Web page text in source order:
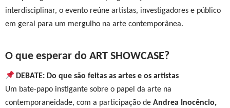
interdisciplinar, o evento reúne artistas, investigadores e público
em geral para um mergulho na arte contemporânea.
O que esperar do ART SHOWCASE?
DEBATE: Do que são feitas as artes e os artistas
Um bate-papo instigante sobre o papel da arte na
contemporaneidade, com a participação de Andrea Inocêncio,